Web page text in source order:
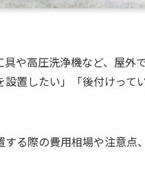
や高圧洗浄機など、屋外
設置したい」「後付けっ
る際の費用相場や注意点